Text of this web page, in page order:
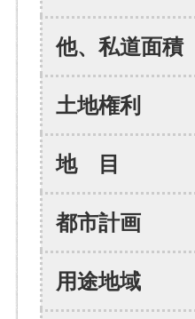
他、私道面積
土地権利
地 目
都市計画
用途地域